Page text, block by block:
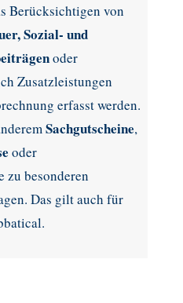
Berücksichtigen von
Sozial- und
oder
Zusatzleistungen
erfasst werden.
Sachgutscheine,
oder
zu besonderen
Das gilt auch für